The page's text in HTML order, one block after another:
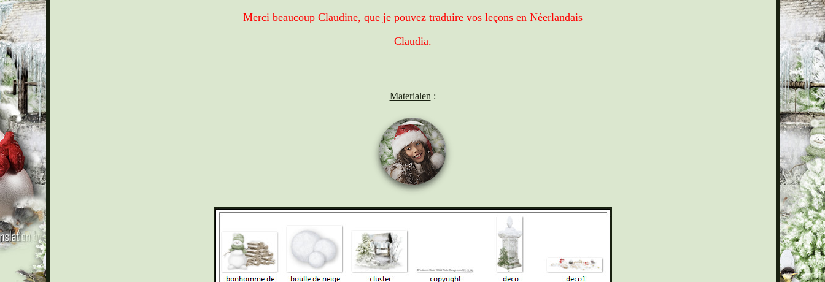
Merci beaucoup Claudine, que je pouvez traduire vos leçons en Néerlandais
Claudia.
Materialen :